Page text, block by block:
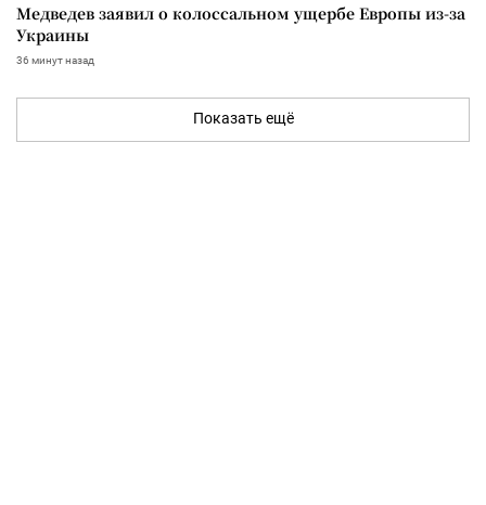
Медведев заявил о колоссальном ущербе Европы из-за
Украины
36 минут назад
Показать ещё